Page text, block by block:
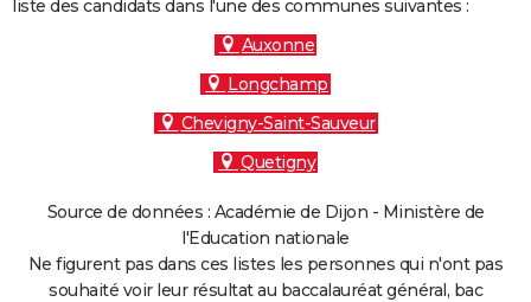
liste des candidats dans l'une des communes suivantes :
Auxonne
Longchamp
Chevigny-Saint-Sauveur
Quetigny
Source de données : Académie de Dijon - Ministère de
l'Education nationale
Ne figurent pas dans ces listes les personnes qui n'ont pas
souhaité voir leur résultat au baccalauréat général, bac